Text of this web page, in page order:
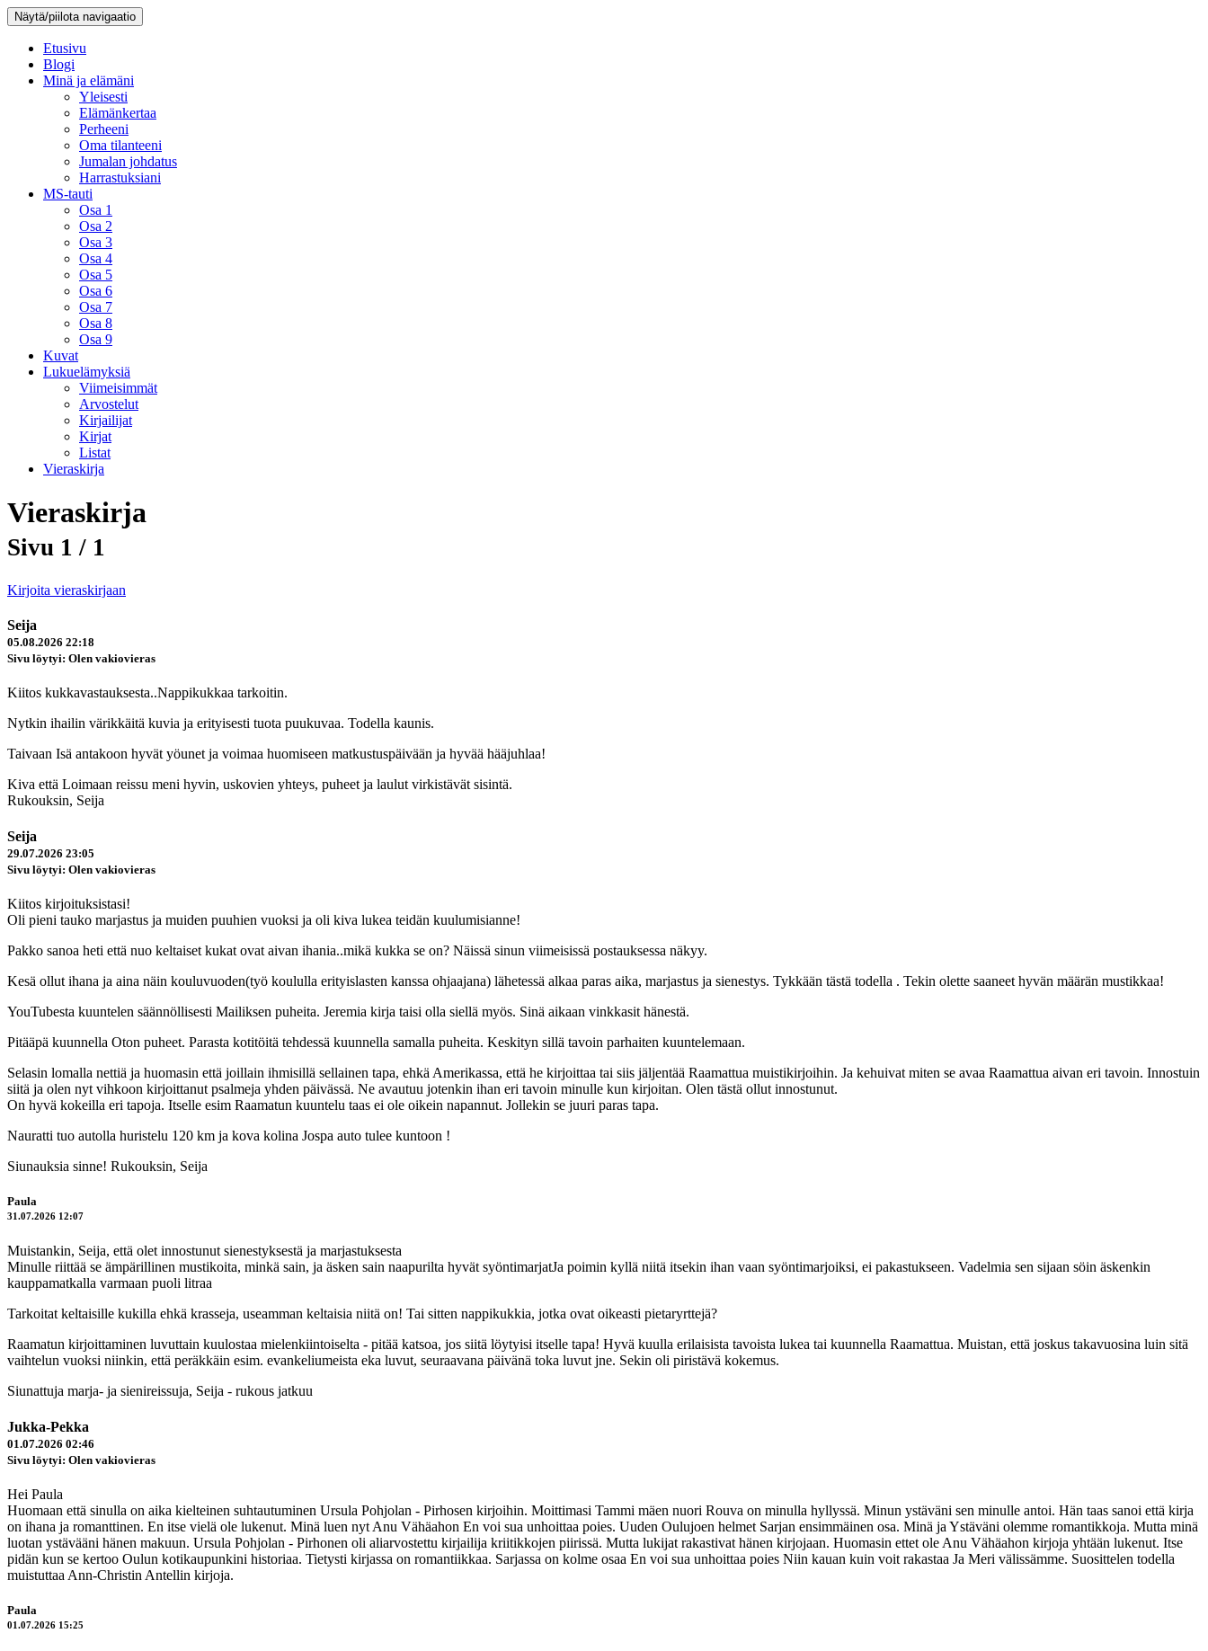
Näytä/piilota navigaatio
Etusivu
Blogi
Minä ja elämäni
Yleisesti
Elämänkertaa
Perheeni
Oma tilanteeni
Jumalan johdatus
Harrastuksiani
MS-tauti
Osa 1
Osa 2
Osa 3
Osa 4
Osa 5
Osa 6
Osa 7
Osa 8
Osa 9
Kuvat
Lukuelämyksiä
Viimeisimmät
Arvostelut
Kirjailijat
Kirjat
Listat
Vieraskirja
Vieraskirja
Sivu 1 / 1
Kirjoita vieraskirjaan
Seija
05.08.2026 22:18
Sivu löytyi: Olen vakiovieras
Kiitos kukkavastauksesta..Nappikukkaa tarkoitin.
Nytkin ihailin värikkäitä kuvia ja erityisesti tuota puukuvaa. Todella kaunis.
Taivaan Isä antakoon hyvät yöunet ja voimaa huomiseen matkustuspäivään ja hyvää hääjuhlaa!
Kiva että Loimaan reissu meni hyvin, uskovien yhteys, puheet ja laulut virkistävät sisintä.
Rukouksin, Seija
Seija
29.07.2026 23:05
Sivu löytyi: Olen vakiovieras
Kiitos kirjoituksistasi!
Oli pieni tauko marjastus ja muiden puuhien vuoksi ja oli kiva lukea teidän kuulumisianne!
Pakko sanoa heti että nuo keltaiset kukat ovat aivan ihania..mikä kukka se on? Näissä sinun viimeisissä postauksessa näkyy.
Kesä ollut ihana ja aina näin kouluvuoden(työ koululla erityislasten kanssa ohjaajana) lähetessä alkaa paras aika, marjastus ja sienestys. Tykkään tästä todella . Tekin olette saaneet hyvän määrän mustikkaa!
YouTubesta kuuntelen säännöllisesti Mailiksen puheita. Jeremia kirja taisi olla siellä myös. Sinä aikaan vinkkasit hänestä.
Pitääpä kuunnella Oton puheet. Parasta kotitöitä tehdessä kuunnella samalla puheita. Keskityn sillä tavoin parhaiten kuuntelemaan.
Selasin lomalla nettiä ja huomasin että joillain ihmisillä sellainen tapa, ehkä Amerikassa, että he kirjoittaa tai siis jäljentää Raamattua muistikirjoihin. Ja kehuivat miten se avaa Raamattua aivan eri tavoin. Innostuin
siitä ja olen nyt vihkoon kirjoittanut psalmeja yhden päivässä. Ne avautuu jotenkin ihan eri tavoin minulle kun kirjoitan. Olen tästä ollut innostunut.
On hyvä kokeilla eri tapoja. Itselle esim Raamatun kuuntelu taas ei ole oikein napannut. Jollekin se juuri paras tapa.
Nauratti tuo autolla huristelu 120 km ja kova kolina Jospa auto tulee kuntoon !
Siunauksia sinne! Rukouksin, Seija
Paula
31.07.2026 12:07
Muistankin, Seija, että olet innostunut sienestyksestä ja marjastuksesta
Minulle riittää se ämpärillinen mustikoita, minkä sain, ja äsken sain naapurilta hyvät syöntimarjatJa poimin kyllä niitä itsekin ihan vaan syöntimarjoiksi, ei pakastukseen. Vadelmia sen sijaan söin äskenkin
kauppamatkalla varmaan puoli litraa
Tarkoitat keltaisille kukilla ehkä krasseja, useamman keltaisia niitä on! Tai sitten nappikukkia, jotka ovat oikeasti pietaryrttejä?
Raamatun kirjoittaminen luvuttain kuulostaa mielenkiintoiselta - pitää katsoa, jos siitä löytyisi itselle tapa! Hyvä kuulla erilaisista tavoista lukea tai kuunnella Raamattua. Muistan, että joskus takavuosina luin sitä
vaihtelun vuoksi niinkin, että peräkkäin esim. evankeliumeista eka luvut, seuraavana päivänä toka luvut jne. Sekin oli piristävä kokemus.
Siunattuja marja- ja sienireissuja, Seija - rukous jatkuu
Jukka-Pekka
01.07.2026 02:46
Sivu löytyi: Olen vakiovieras
Hei Paula
Huomaan että sinulla on aika kielteinen suhtautuminen Ursula Pohjolan - Pirhosen kirjoihin. Moittimasi Tammi mäen nuori Rouva on minulla hyllyssä. Minun ystäväni sen minulle antoi. Hän taas sanoi että kirja
on ihana ja romanttinen. En itse vielä ole lukenut. Minä luen nyt Anu Vähäahon En voi sua unhoittaa poies. Uuden Oulujoen helmet Sarjan ensimmäinen osa. Minä ja Ystäväni olemme romantikkoja. Mutta minä
luotan ystävääni hänen makuun. Ursula Pohjolan - Pirhonen oli aliarvostettu kirjailija kriitikkojen piirissä. Mutta lukijat rakastivat hänen kirjojaan. Huomasin ettet ole Anu Vähäahon kirjoja yhtään lukenut. Itse
pidän kun se kertoo Oulun kotikaupunkini historiaa. Tietysti kirjassa on romantiikkaa. Sarjassa on kolme osaa En voi sua unhoittaa poies Niin kauan kuin voit rakastaa Ja Meri välissämme. Suosittelen todella
muistuttaa Ann-Christin Antellin kirjoja.
Paula
01.07.2026 15:25